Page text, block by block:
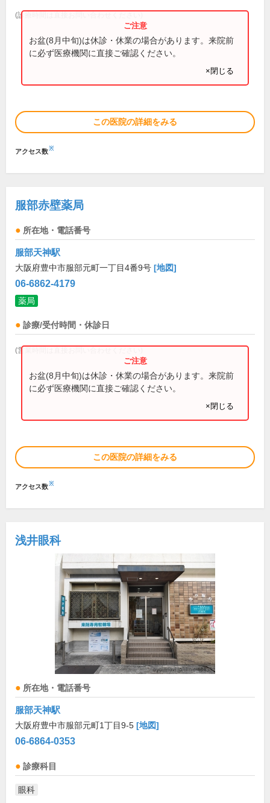
(診療時間は直接お問い合わせください)
お盆(8月中旬)は休診・休業の場合があります。来院前
に必ず医療機関に直接ご確認ください。
×閉じる
この医院の詳細をみる
アクセス数※
服部赤壁薬局
所在地・電話番号
服部天神駅
大阪府豊中市服部元町一丁目4番9号 [地図]
06-6862-4179
薬局
診療/受付時間・休診日
(営業時間は直接お問い合わせください)
お盆(8月中旬)は休診・休業の場合があります。来院前
に必ず医療機関に直接ご確認ください。
×閉じる
この医院の詳細をみる
アクセス数※
浅井眼科
所在地・電話番号
服部天神駅
大阪府豊中市服部元町1丁目9-5 [地図]
06-6864-0353
診療科目
眼科